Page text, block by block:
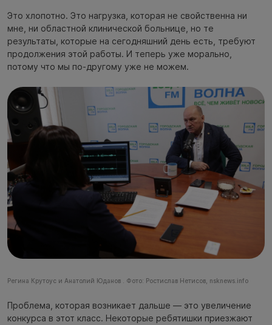
Это хлопотно. Это нагрузка, которая не свойственна ни
мне, ни областной клинической больнице, но те
результаты, которые на сегодняшний день есть, требуют
продолжения этой работы. И теперь уже морально,
потому что мы по-другому уже не можем.
Регина Крутоус и Анатолий Юданов . Фото: Ростислав Нетисов, nsknews.info
Проблема, которая возникает дальше — это увеличение
конкурса в этот класс. Некоторые ребятишки приезжают